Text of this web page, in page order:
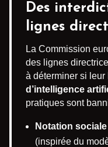
Des
lignes
La Commission
des lignes
à déterminer si leur
d’intelligence
pratiques sont
Notation sociale
(inspirée du